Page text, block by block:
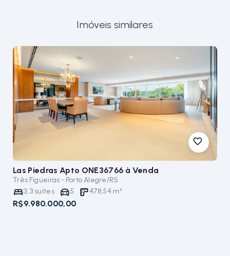
Imóveis similares
Las Piedras Apto ONE36766 à Venda
Três Figueiras - Porto Alegre/RS
3,3 suítes 5 478,54 m²
R$9.980.000,00